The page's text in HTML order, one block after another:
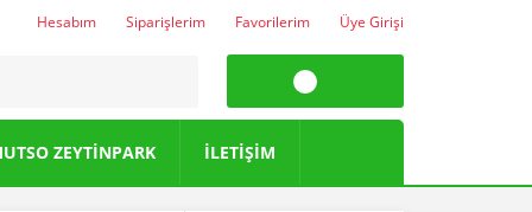
Hesabım Siparişlerim Favorilerim Üye Girişi
ZEYTİNPARK İLETİŞİM